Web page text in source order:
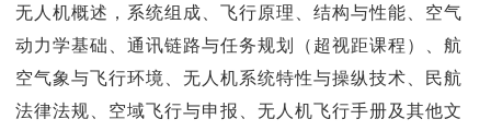
无人机概述，系统组成、飞行原理、结构与性能、空气
动力学基础、通讯链路与任务规划（超视距课程）、航
空气象与飞行环境、无人机系统特性与操纵技术、民航
法律法规、空域飞行与申报、无人机飞行手册及其他文